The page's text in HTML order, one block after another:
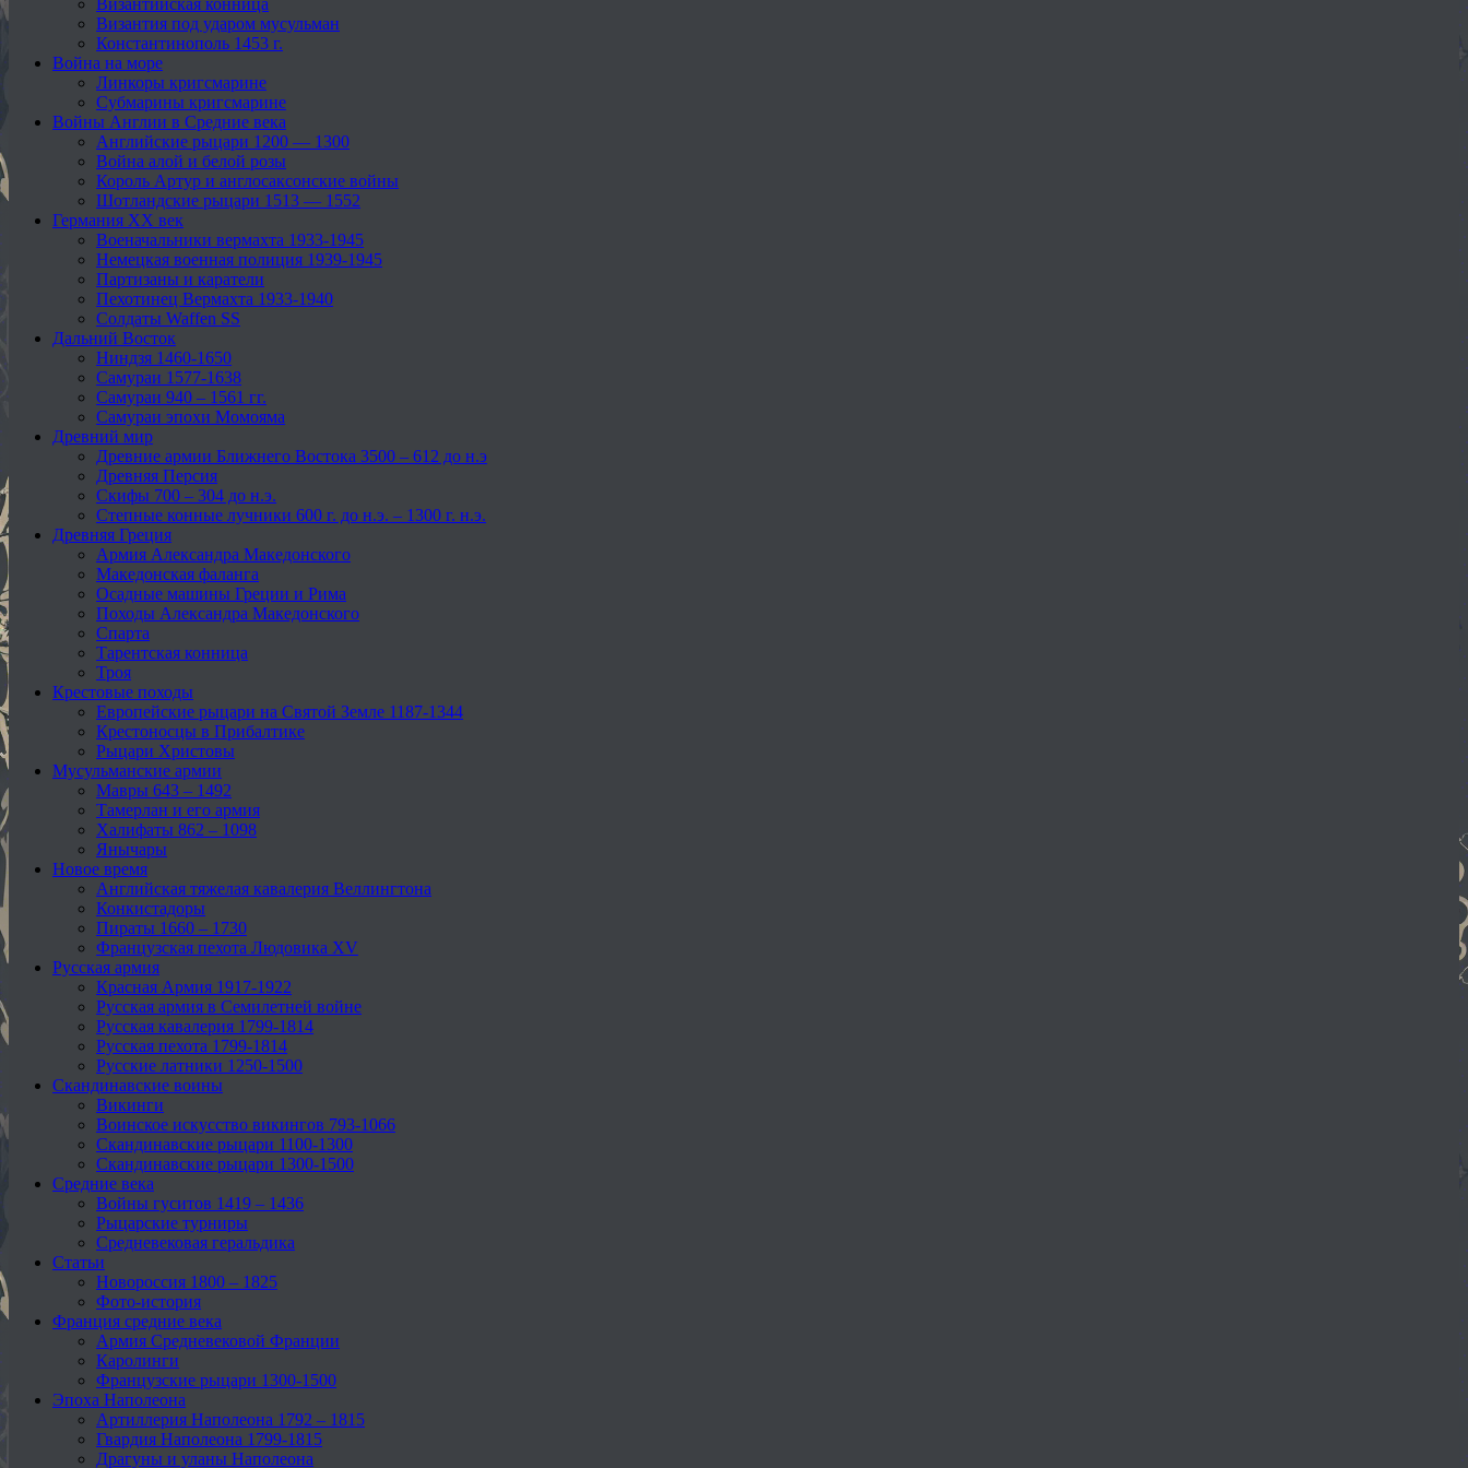
Византийская конница
Византия под ударом мусульман
Константинополь 1453 г.
Война на море
Линкоры кригсмарине
Субмарины кригсмарине
Войны Англии в Средние века
Английские рыцари 1200 — 1300
Война алой и белой розы
Король Артур и англосаксонские войны
Шотландские рыцари 1513 — 1552
Германия XX век
Военачальники вермахта 1933-1945
Немецкая военная полиция 1939-1945
Партизаны и каратели
Пехотинец Вермахта 1933-1940
Солдаты Waffen SS
Дальний Восток
Ниндзя 1460-1650
Самураи 1577-1638
Самураи 940 – 1561 гг.
Самураи эпохи Момояма
Древний мир
Древние армии Ближнего Востока 3500 – 612 до н.э
Древняя Персия
Скифы 700 – 304 до н.э.
Степные конные лучники 600 г. до н.э. – 1300 г. н.э.
Древняя Греция
Армия Александра Македонского
Македонская фаланга
Осадные машины Греции и Рима
Походы Александра Македонского
Спарта
Тарентская конница
Троя
Крестовые походы
Европейские рыцари на Святой Земле 1187-1344
Крестоносцы в Прибалтике
Рыцари Христовы
Мусульманские армии
Мавры 643 – 1492
Тамерлан и его армия
Халифаты 862 – 1098
Янычары
Новое время
Английская тяжелая кавалерия Веллингтона
Конкистадоры
Пираты 1660 – 1730
Французская пехота Людовика XV
Русская армия
Красная Армия 1917-1922
Русская армия в Семилетней войне
Русская кавалерия 1799-1814
Русская пехота 1799-1814
Русские латники 1250-1500
Скандинавские воины
Викинги
Воинское искусство викингов 793-1066
Скандинавские рыцари 1100-1300
Скандинавские рыцари 1300-1500
Средние века
Войны гуситов 1419 – 1436
Рыцарские турниры
Средневековая геральдика
Статьи
Новороссия 1800 – 1825
Фото-история
Франция средние века
Армия Средневековой Франции
Каролинги
Французские рыцари 1300-1500
Эпоха Наполеона
Артиллерия Наполеона 1792 – 1815
Гвардия Наполеона 1799-1815
Драгуны и уланы Наполеона